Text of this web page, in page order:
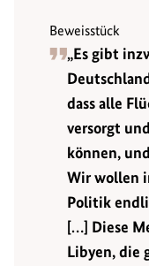
Beweisstück
„Es gibt
dass alle
versorgt
können,
Wir wollen
Politik
[…] Diese
Libyen, die